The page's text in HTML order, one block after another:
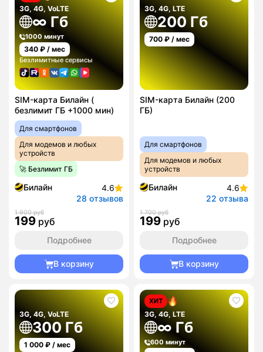
3G, 4G, VoLTE
∞ Гб
1000 минут
340 ₽ / мес
Безлимитные сервисы
SIM-карта Билайн (
безлимит ГБ +1000 мин)
Для смартфонов
Для модемов и любых
устройств
🚀 Безлимит ГБ
Билайн
4.6
28 отзывов
1 900 руб
199 руб
Подробнее
В корзину
3G, 4G, LTE
200 Гб
700 ₽ / мес
SIM-карта Билайн (200
ГБ)
Для смартфонов
Для модемов и любых
устройств
Билайн
4.6
22 отзыва
1 700 руб
199 руб
Подробнее
В корзину
3G, 4G, VoLTE
300 Гб
1 000 ₽ / мес
ХИТ
3G, 4G, LTE
∞ Гб
600 минут